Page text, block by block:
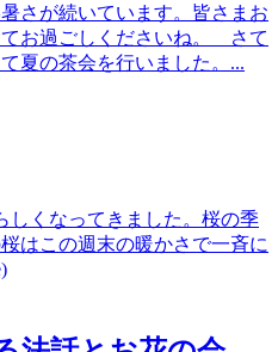
さが続いています。皆さまお
お過ごしくださいね。 さて
夏の茶会を行いました。...
くなってきました。桜の季
はこの週末の暖かさで一斉に